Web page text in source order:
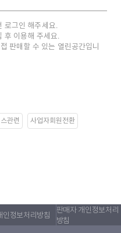
로그인 해주세요.
후 이용해 주세요.
판매할 수 있는 열린공간입니
관련 사업자회원전환
인정보처리방침
판매자 개인정보처리
방침